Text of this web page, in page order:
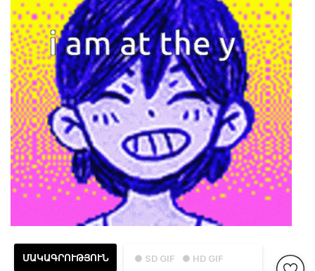
● SD GIF
● HD GIF
ՄԱԿԱԳՐՈՒԹՅՈՒՆ